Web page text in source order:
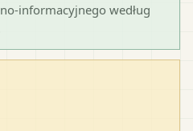
informacyjnego według